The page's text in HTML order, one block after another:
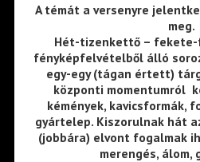
A témát a versenyre
meg.
Hét-tizenkettő – fekete-
fényképfelvételből álló
egy-egy (tágan értett)
központi momentumról
kémények, kavicsformák,
gyártelep. Kiszorulnak hát
(jobbára) elvont fogalmak
merengés, álom,